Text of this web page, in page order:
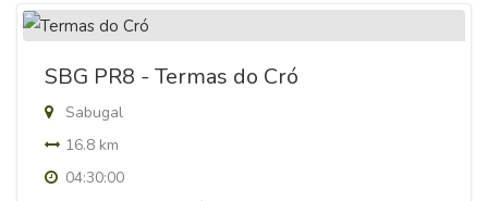
SBG PR8 - Termas do Cró
Sabugal
16.8 km
04:30:00